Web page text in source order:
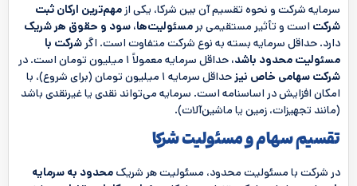
سرمایه شرکت و نحوه تقسیم آن بین شرکا، یکی از مهم‌ترین ارکان ثبت
شرکت است و تأثیر مستقیمی بر مسئولیت‌ها، سود و حقوق هر شریک
دارد. حداقل سرمایه بسته به نوع شرکت متفاوت است. اگر شرکت با
مسئولیت محدود باشد، حداقل سرمایه معمولاً ۱ میلیون تومان است. در
شرکت سهامی خاص نیز
حداقل سرمایه ۱ میلیون تومان (برای شروع)، با
امکان افزایش در اساسنامه است. سرمایه می‌تواند نقدی یا غیرنقدی باشد
(مانند تجهیزات، زمین یا ماشین‌آلات).
تقسیم سهام و مسئولیت شرکا
در شرکت با مسئولیت محدود، مسئولیت هر شریک محدود به سرمایه